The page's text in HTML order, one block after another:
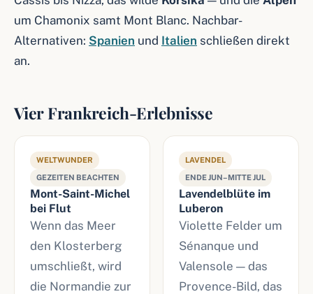
um Chamonix samt Mont Blanc. Nachbar-
Alternativen: Spanien und Italien schließen direkt
an.
Vier Frankreich-Erlebnisse
WELTWUNDER
GEZEITEN BEACHTEN
Mont-Saint-Michel
bei Flut
Wenn das Meer
den Klosterberg
umschließt, wird
die Normandie zur
LAVENDEL
ENDE JUN–MITTE JUL
Lavendelblüte im
Luberon
Violette Felder um
Sénanque und
Valensole — das
Provence-Bild, das